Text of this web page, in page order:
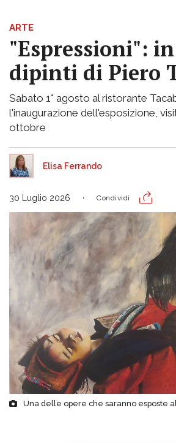
ARTE
"Espressioni":
dipinti di Piero
Sabato 1° agosto al ristorante
l'inaugurazione dell'esposizione,
ottobre
Elisa Ferrando
30 Luglio 2026 Condividi
Una delle opere che saranno esposte